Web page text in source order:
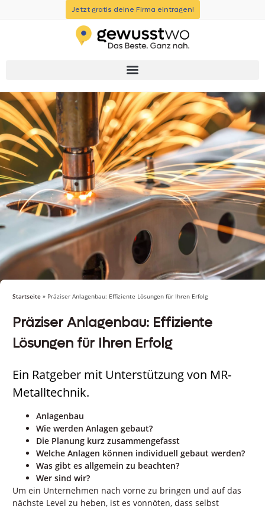
Jetzt gratis deine Firma eintragen!
Startseite » Präziser Anlagenbau: Effiziente Lösungen für Ihren Erfolg
Präziser Anlagenbau: Effiziente
Lösungen für Ihren Erfolg
Ein Ratgeber mit Unterstützung von MR-
Metalltechnik.
Anlagenbau
Wie werden Anlagen gebaut?
Die Planung kurz zusammengefasst
Welche Anlagen können individuell gebaut werden?
Was gibt es allgemein zu beachten?
Wer sind wir?
Um ein Unternehmen nach vorne zu bringen und auf das
nächste Level zu heben, ist es vonnöten, dass selbst